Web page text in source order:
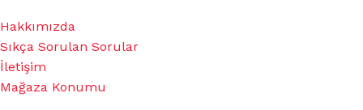
Hakkımızda
Sıkça Sorulan Sorular
İletişim
Mağaza Konumu